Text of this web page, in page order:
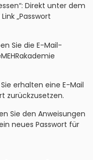
Direkt unter dem
„Passwort
Sie die E-Mail-
erhalten eine E-Mail
zurückzusetzen.
Sie den Anweisungen
neues Passwort für